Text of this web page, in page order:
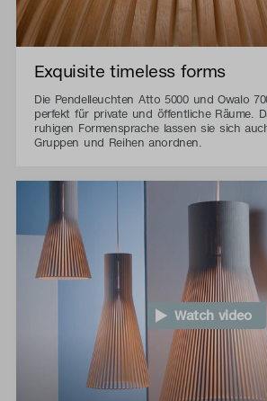
Exquisite timeless forms
Die Pendelleuchten Atto 5000 und Owalo
perfekt für private und öffentliche Räume.
ruhigen Formensprache lassen sie sich
Gruppen und Reihen anordnen.
Watch video